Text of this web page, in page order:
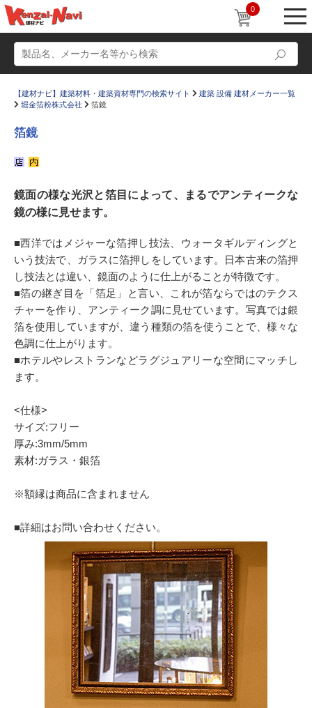
0
かたなび コラム
Q＆A 販売・施工代理店募集
お気に入り
【建材ナビ】建築材料・建築資材専門の検索サイト
建築 設備 建材メーカー一覧
堀金箔粉株式会社
箔鏡
箔鏡
鏡面の様な光沢と箔目によって、まるでアンティークな
鏡の様に見せます。
■西洋ではメジャーな箔押し技法、ウォータギルディングと
いう技法で、ガラスに箔押しをしています。日本古来の箔押
し技法とは違い、鏡面のように仕上がることが特徴です。
■箔の継ぎ目を「箔足」と言い、これが箔ならではのテクス
チャーを作り、アンティーク調に見せています。写真では銀
箔を使用していますが、違う種類の箔を使うことで、様々な
色調に仕上がります。
■ホテルやレストランなどラグジュアリーな空間にマッチし
ます。
<仕様>
サイズ:フリー
厚み:3mm/5mm
素材:ガラス・銀箔
※額縁は商品に含まれません
■詳細はお問い合わせください。